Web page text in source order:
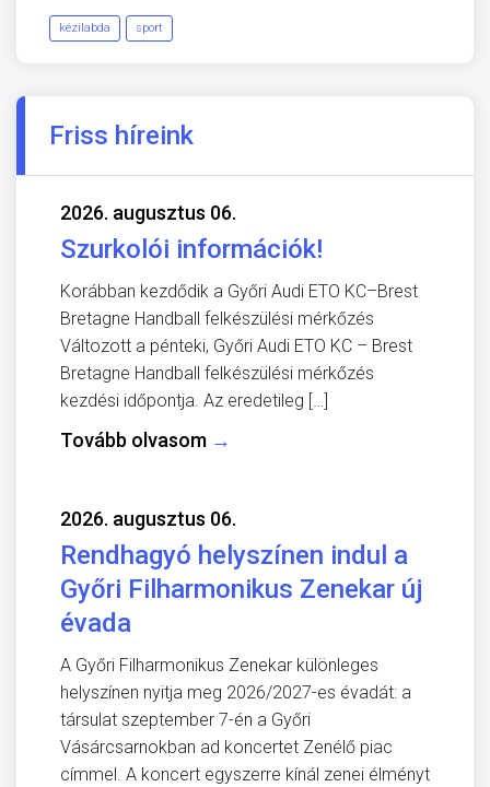
kézilabda sport
Friss híreink
2026. augusztus 06.
Szurkolói információk!
Korábban kezdődik a Győri Audi ETO KC–Brest
Bretagne Handball felkészülési mérkőzés
Változott a pénteki, Győri Audi ETO KC – Brest
Bretagne Handball felkészülési mérkőzés
kezdési időpontja. Az eredetileg […]
Tovább olvasom →
2026. augusztus 06.
Rendhagyó helyszínen indul a
Győri Filharmonikus Zenekar új
évada
A Győri Filharmonikus Zenekar különleges
helyszínen nyitja meg 2026/2027-es évadát: a
társulat szeptember 7-én a Győri
Vásárcsarnokban ad koncertet Zenélő piac
címmel. A koncert egyszerre kínál zenei élményt